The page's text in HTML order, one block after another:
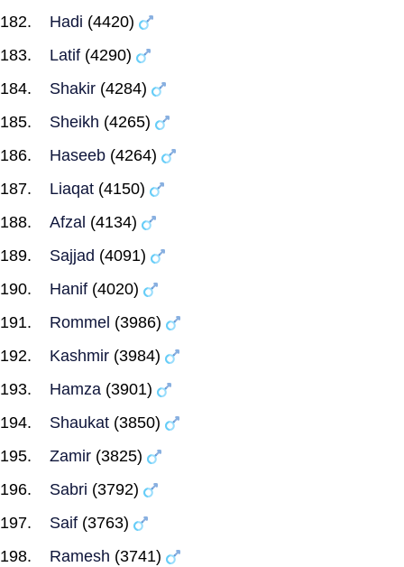
Hadi (4420)
Latif (4290)
Shakir (4284)
Sheikh (4265)
Haseeb (4264)
Liaqat (4150)
Afzal (4134)
Sajjad (4091)
Hanif (4020)
Rommel (3986)
Kashmir (3984)
Hamza (3901)
Shaukat (3850)
Zamir (3825)
Sabri (3792)
Saif (3763)
Ramesh (3741)